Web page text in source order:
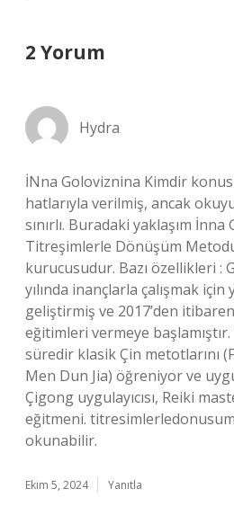
2 Yorum
Hydra
İNna Goloviznina Kimdir
hatlarıyla verilmiş, ancak
sınırlı. Buradaki yaklaşım
Titreşimlerle Dönüşüm
kurucusudur. Bazı özellikleri :
yılında inançlarla çalışmak
geliştirmiş ve 2017’den itibaren
eğitimleri vermeye başlamıştır.
süredir klasik Çin metotlarını
Men Dun Jia) öğreniyor ve
Çigong uygulayıcısı, Reiki
eğitmeni.
okunabilir.
Ekim 5, 2024 Yanıtla